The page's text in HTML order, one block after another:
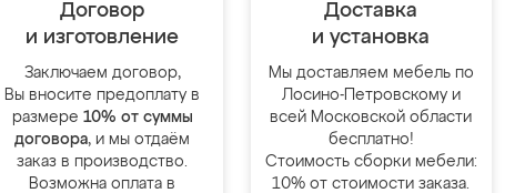
Договор
и изготовление
Заключаем договор,
Вы вносите предоплату в
размере 10% от суммы
договора, и мы отдаём
заказ в производство.
Возможна оплата в
Доставка
и установка
Мы доставляем мебель по
Лосино-Петровскому и
всей Московской области
бесплатно!
Стоимость сборки мебели:
10% от стоимости заказа.